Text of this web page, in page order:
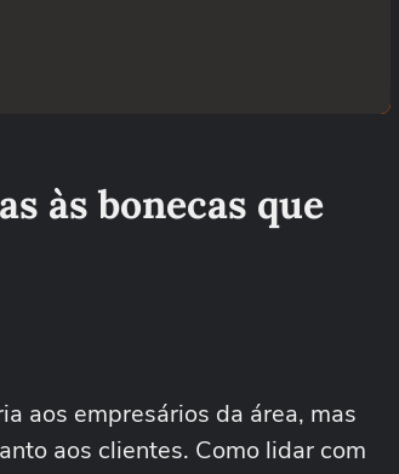
às bonecas que
aos empresários da área, mas
aos clientes. Como lidar com